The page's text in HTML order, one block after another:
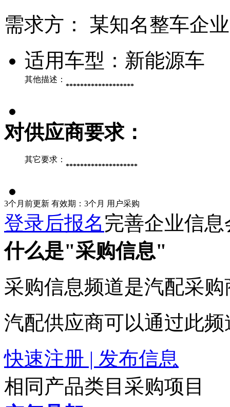
需求方：
某知名整车企业
适用车型： 新能源车
其他描述：
*******************
对供应商要求：
其它要求：
********************
3个月前更新 有效期：3个月 用户采购
登录后报名完善企业信
什么是"采购信息"
采购信息频道是汽配采
汽配供应商可以通过此
快速注册 | 发布信息
相同产品类目采购项目